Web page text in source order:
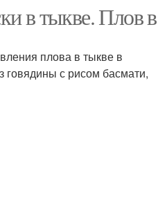
в тыкве. Плов в
плова в тыкве в
говядины с рисом басмати,